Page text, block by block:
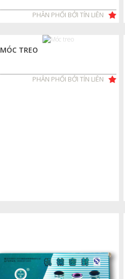
PHÂN PHỐI BỞI TÍN LIÊN
MÓC TREO
PHÂN PHỐI BỞI TÍN LIÊN